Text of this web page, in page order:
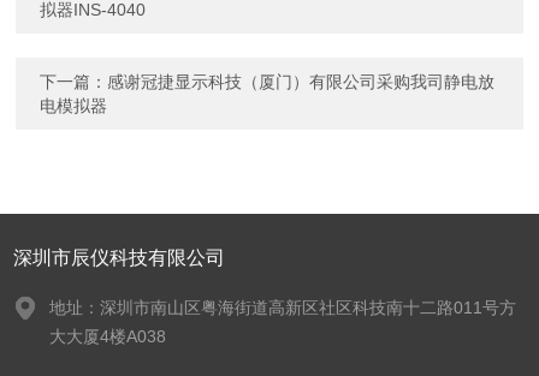
拟器INS-4040
下一篇： 感谢冠捷显示科技（厦门）有限公司采购我司静电放
电模拟器
深圳市辰仪科技有限公司
地址：深圳市南山区粤海街道高新区社区科技南十二路011号方
大大厦4楼A038